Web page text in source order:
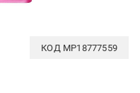
КОД MP18777559